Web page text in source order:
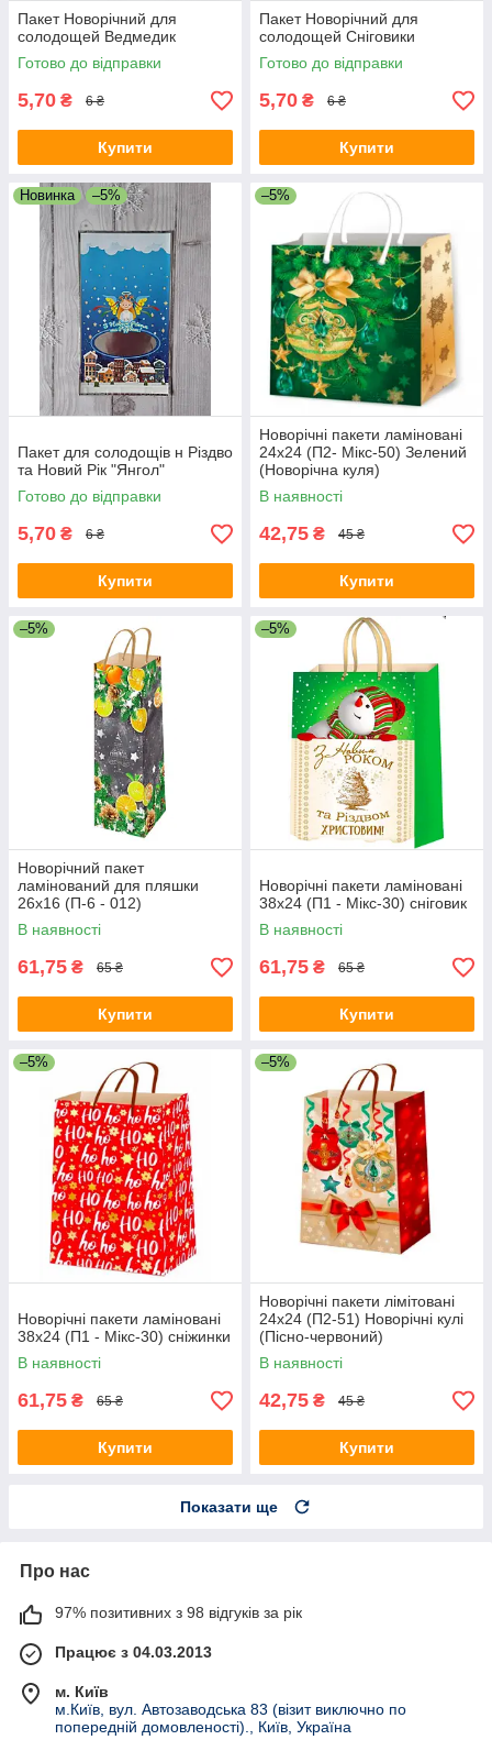
Пакет Новорічний для
солодощей Ведмедик
Готово до відправки
5,70 ₴ 6 ₴
Купити
Пакет Новорічний для
солодощей Сніговики
Готово до відправки
5,70 ₴ 6 ₴
Купити
Новинка –5%
Пакет для солодощів н Різдво
та Новий Рік "Янгол"
Готово до відправки
5,70 ₴ 6 ₴
Купити
–5%
Новорічні пакети ламіновані
24х24 (П2- Мікс-50) Зелений
(Новорічна куля)
В наявності
42,75 ₴ 45 ₴
Купити
–5%
Новорічний пакет
ламінований для пляшки
26х16 (П-6 - 012)
В наявності
61,75 ₴ 65 ₴
Купити
–5%
Новорічні пакети ламіновані
38х24 (П1 - Мікс-30) сніговик
В наявності
61,75 ₴ 65 ₴
Купити
–5%
Новорічні пакети ламіновані
38х24 (П1 - Мікс-30) сніжинки
В наявності
61,75 ₴ 65 ₴
Купити
–5%
Новорічні пакети лімітовані
24х24 (П2-51) Новорічні кулі
(Пісно-червоний)
В наявності
42,75 ₴ 45 ₴
Купити
Показати ще
Про нас
97% позитивних з 98 відгуків за рік
Працює з 04.03.2013
м. Київ
м.Київ, вул. Автозаводська 83 (візит виключно по
попередній домовленості)., Київ, Україна